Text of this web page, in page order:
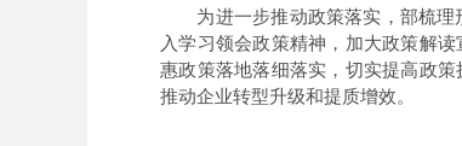
为进一步推动政策落实，部梳理
入学习领会政策精神，加大政策解
惠政策落地落细落实，切实提高政
推动企业转型升级和提质增效。